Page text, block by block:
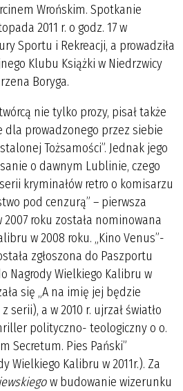
Wrońskim. Spotkanie
2011 r. o godz. 17 w
Sportu i Rekreacji, a prowadziła
Klubu Książki w Niedrzwicy
Boryga.
nie tylko prozy, pisał także
dla prowadzonego przez siebie
Tożsamości”. Jednak jego
o dawnym Lublinie, czego
kryminałów retro o komisarzu
pod cenzurą” – pierwsza
roku została nominowana
w 2008 roku. „Kino Venus”-
zgłoszona do Paszportu
Nagrody Wielkiego Kalibru w
się „A na imię jej będzie
serii), a w 2010 r. ujrzał światło
polityczno- teologiczny o o.
Secretum. Pies Pański”
Wielkiego Kalibru w 2011r.). Za
w budowanie wizerunku